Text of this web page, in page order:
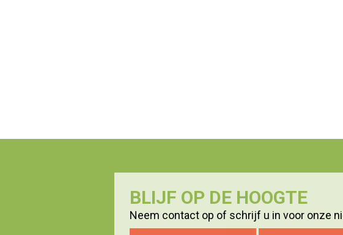
BLIJF OP DE HOOGTE
Neem contact op of schrijf u in voor onze